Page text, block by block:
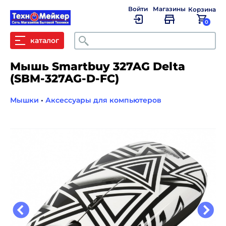
каталог Поиск
Войти Магазины Корзина
0
Мышь Smartbuy 327AG Delta
(SBM-327AG-D-FC)
Мышки • Аксессуары для компьютеров